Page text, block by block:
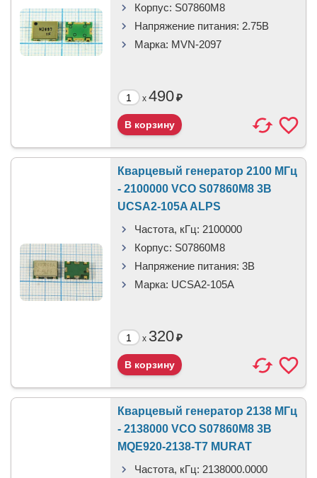
Корпус: S07860M8
Напряжение питания: 2.75В
Марка: MVN-2097
x 490₽
Кварцевый генератор 2100 МГц
- 2100000 VCO S07860M8 3В
UCSA2-105A ALPS
Частота, кГц: 2100000
Корпус: S07860M8
Напряжение питания: 3В
Марка: UCSA2-105A
x 320₽
Кварцевый генератор 2138 МГц
- 2138000 VCO S07860M8 3В
MQE920-2138-T7 MURAT
Частота, кГц: 2138000.0000